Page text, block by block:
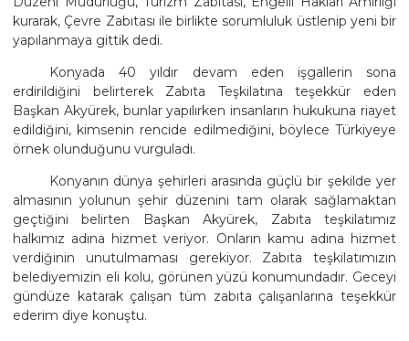
kurarak, Çevre Zabıtası ile birlikte sorumluluk üstlenip yeni bir
yapılanmaya gittik dedi.
Konyada 40 yıldır devam eden işgallerin sona
erdirildiğini belirterek Zabıta Teşkilatına teşekkür eden
Başkan Akyürek, bunlar yapılırken insanların hukukuna riayet
edildiğini, kimsenin rencide edilmediğini, böylece Türkiyeye
örnek olunduğunu vurguladı.
Konyanın dünya şehirleri arasında güçlü bir şekilde yer
almasının yolunun şehir düzenini tam olarak sağlamaktan
geçtiğini belirten Başkan Akyürek, Zabıta teşkilatımız
halkımız adına hizmet veriyor. Onların kamu adına hizmet
verdiğinin unutulmaması gerekiyor. Zabıta teşkilatımızın
belediyemizin eli kolu, görünen yüzü konumundadır. Geceyi
gündüze katarak çalışan tüm zabıta çalışanlarına teşekkür
ederim diye konuştu.